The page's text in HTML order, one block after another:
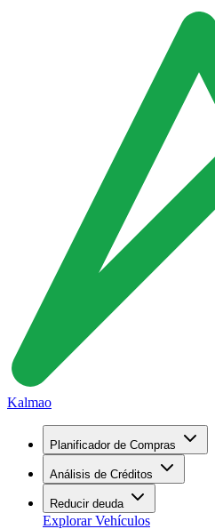
Kalmao
Planificador de Compras
Análisis de Créditos
Reducir deuda
Explorar Vehículos